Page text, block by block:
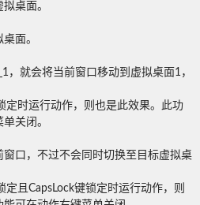
桌面。
面。
，就会将当前窗口移动到虚拟桌面1，
定时运行动作，则也是此效果。此功
关闭。
窗口，不过不会同时切换至目标虚拟桌
定且CapsLock键锁定时运行动作，则